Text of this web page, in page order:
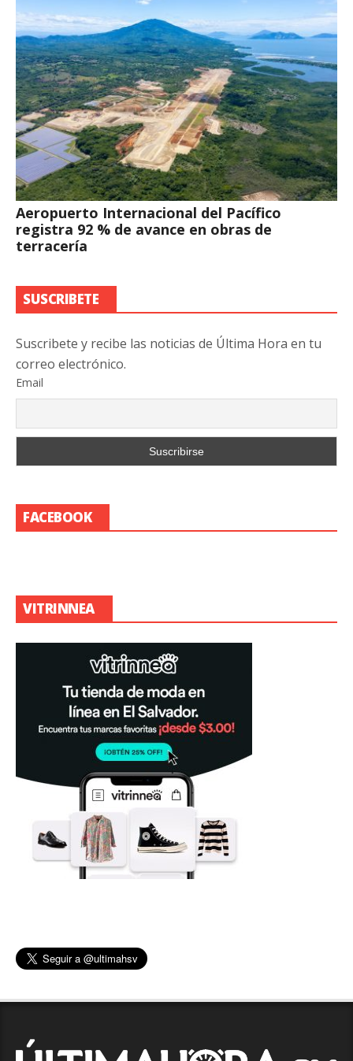
Aeropuerto Internacional del Pacífico
registra 92 % de avance en obras de
terracería
SUSCRIBETE
Suscribete y recibe las noticias de Última Hora en tu
correo electrónico.
Email
FACEBOOK
VITRINNEA